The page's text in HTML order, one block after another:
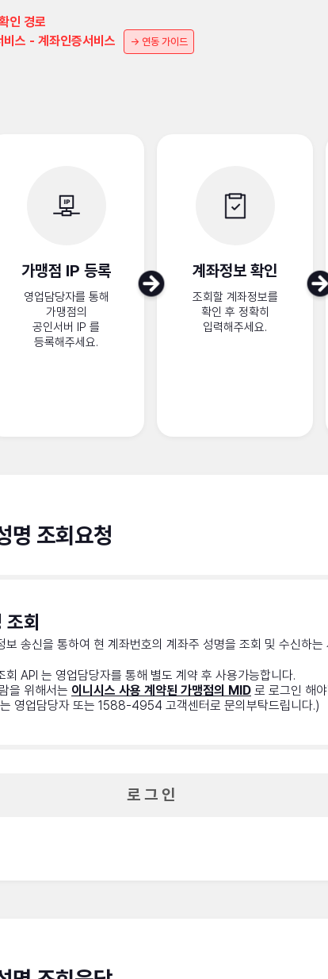
→ 연동 가이드
가맹점 IP 등록
영업담당자를 통해
가맹점의
공인서버 IP 를
등록해주세요.
계좌정보 확인
조회할 계좌정보를
확인 후 정확히
입력해주세요.
명 조회요청
회
보 송신을 통하여 현 계좌번호의 계좌주 성명을 조회 및 수신하는
회 API 는 영업담당자를 통해 별도 계약 후 사용가능합니다.
을 위해서는 이니시스 사용 계약된 가맹점의 MID 로 로그인 해
영업담당자 또는 1588-4954 고객센터로 문의부탁드립니다.)
로 그 인